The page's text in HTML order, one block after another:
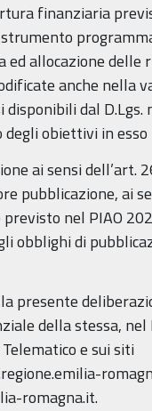
finanziaria
ed allocazione
anche nella
dal
obiettivi in
ai sensi dell’art.
pubblicazione, ai
nel PIAO
obblighi di
presente
della stessa,
e sui siti
romagna.it.